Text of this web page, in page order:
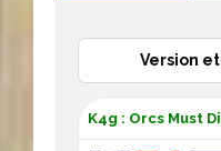
Version
K4g : Orcs Must